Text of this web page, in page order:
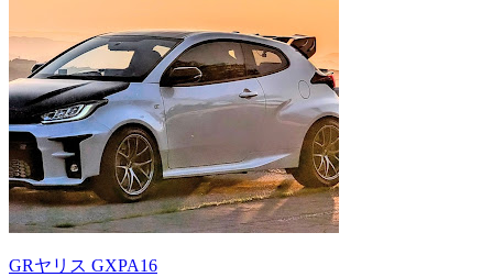
GRヤリス GXPA16